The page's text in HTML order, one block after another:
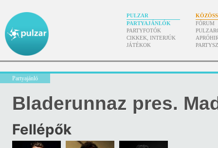
PULZAR
PARTYAJÁNLÓK
PARTYFOTÓK
CIKKEK, INTERJÚK
JÁTÉKOK
FÓRUM
Partyajánló
Bladerunnaz pres.
Fellépők